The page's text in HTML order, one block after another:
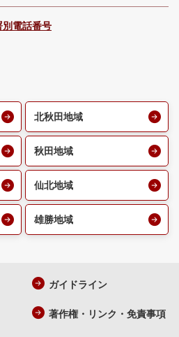
別電話番号
北秋田地域
秋田地域
仙北地域
雄勝地域
ガイドライン
著作権・リンク・免責事項